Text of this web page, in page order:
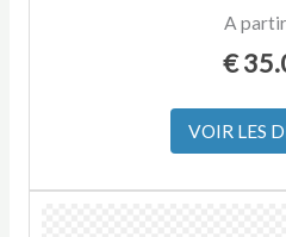
A
€
VOIR LES